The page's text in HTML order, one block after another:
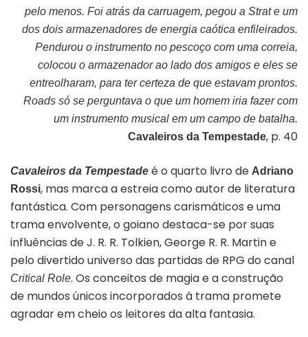
pelo menos. Foi atrás da carruagem, pegou a Strat e um
dos dois armazenadores de energia caótica enfileirados.
Pendurou o instrumento no pescoço com uma correia,
colocou o armazenador ao lado dos amigos e eles se
entreolharam, para ter certeza de que estavam prontos.
Roads só se perguntava o que um homem iria fazer com
um instrumento musical em um campo de batalha.
Cavaleiros da Tempestade, p. 40
Cavaleiros da Tempestade é o quarto livro de Adriano
Rossi, mas marca a estreia como autor de literatura
fantástica. Com personagens carismáticos e uma
trama envolvente, o goiano destaca-se por suas
influências de J. R. R. Tolkien, George R. R. Martin e
pelo divertido universo das partidas de RPG do canal
Critical Role. Os conceitos de magia e a construção
de mundos únicos incorporados à trama promete
agradar em cheio os leitores da alta fantasia.